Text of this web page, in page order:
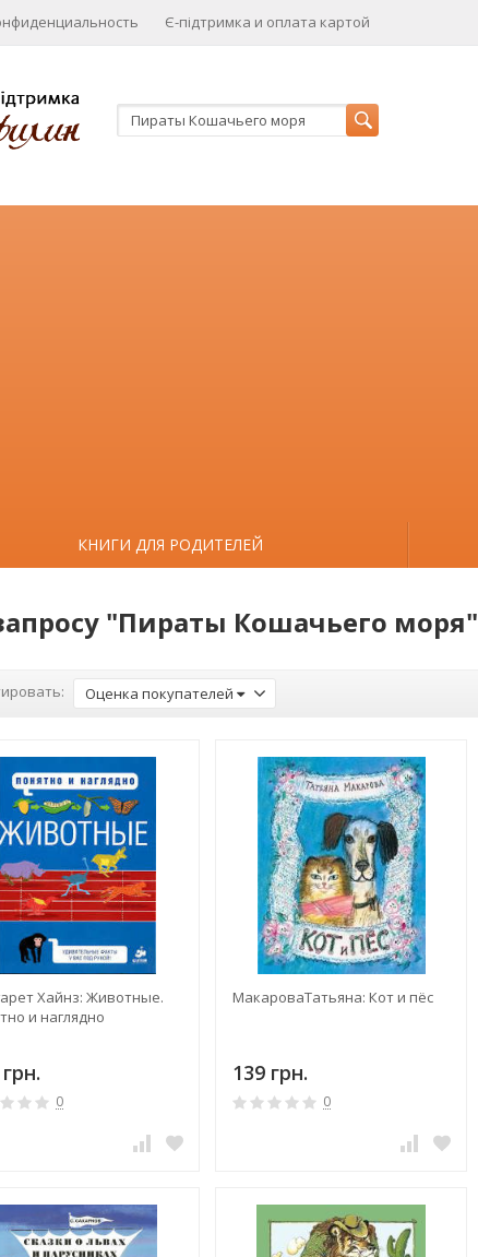
Є-підтримка и оплата картой
КНИГИ ДЛЯ РОДИТЕЛЕЙ
"Пираты Кошачьего моря"
Оценка покупателей
Хайнз: Животные.
и наглядно
0
МакароваТатьяна: Кот и пёс
139 грн.
0